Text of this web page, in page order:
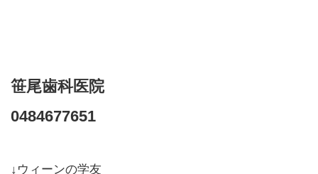
笹尾歯科医院
0484677651
↓ウィーンの学友